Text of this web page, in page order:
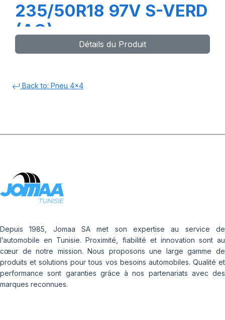
235/50R18 97V S-VERD
(AO)
Détails du Produit
Back to: Pneu 4x4
Depuis 1985, Jomaa SA met son expertise au service de
l’automobile en Tunisie. Proximité, fiabilité et innovation sont au
cœur de notre mission. Nous proposons une large gamme de
produits et solutions pour tous vos besoins automobiles. Qualité et
performance sont garanties grâce à nos partenariats avec des
marques reconnues.